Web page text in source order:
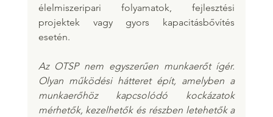
élelmiszeripari folyamatok, fejlesztési
projektek vagy gyors kapacitásbővítés
esetén.
Az OTSP nem egyszerűen munkaerőt ígér.
Olyan működési hátteret épít, amelyben a
munkaerőhöz kapcsolódó kockázatok
mérhetők, kezelhetők és részben letehetők a